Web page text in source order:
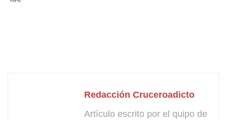
Redacción Cruceroadicto
Artículo escrito por el quipo de